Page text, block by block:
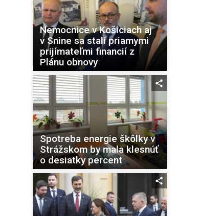
Nemocnice v Košiciach aj
v Snine sa stali priamymi
prijímateľmi financií z
Plánu obnovy
Spotreba energie škôlky v
Strážskom by mala klesnúť
o desiatky percent